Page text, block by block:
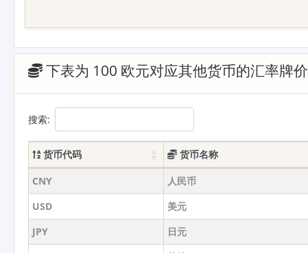
下表为 100 欧元对应其他货币的汇率牌价
搜索:
货币代码 货币名称
CNY 人民币
USD
美元
JPY
日元